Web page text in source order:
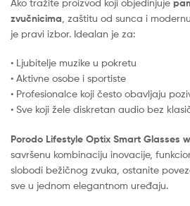
zvučnicima , zaštitu od sunca i
je pravi izbor. Idealan je za:
• Ljubitelje muzike u pokretu
• Aktivne osobe i sportiste
• Profesionalce koji često obavljaju
• Sve koji žele diskretan audio bez
Porodo Lifestyle Optix Smart Glasses
savršenu kombinaciju inovacije,
slobodi bežičnog zvuka, ostanite
sve u jednom elegantnom uređaju.